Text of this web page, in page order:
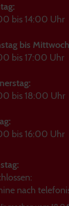
bis 14:00 Uhr
bis
bis 17:00 Uhr
bis 18:00 Uhr
bis 16:00 Uhr
nach